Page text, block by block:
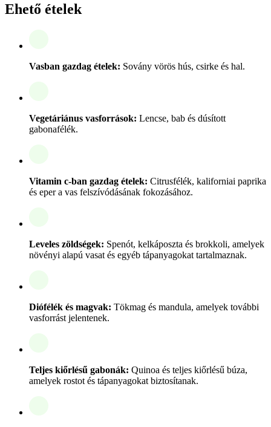
Ehető ételek
Vasban gazdag ételek: Sovány vörös hús, csirke és hal.
Vegetáriánus vasforrások: Lencse, bab és dúsított
gabonafélék.
Vitamin c-ban gazdag ételek: Citrusfélék, kaliforniai paprika
és eper a vas felszívódásának fokozásához.
Leveles zöldségek: Spenót, kelkáposzta és brokkoli, amelyek
növényi alapú vasat és egyéb tápanyagokat tartalmaznak.
Diófélék és magvak: Tökmag és mandula, amelyek további
vasforrást jelentenek.
Teljes kiőrlésű gabonák: Quinoa és teljes kiőrlésű búza,
amelyek rostot és tápanyagokat biztosítanak.